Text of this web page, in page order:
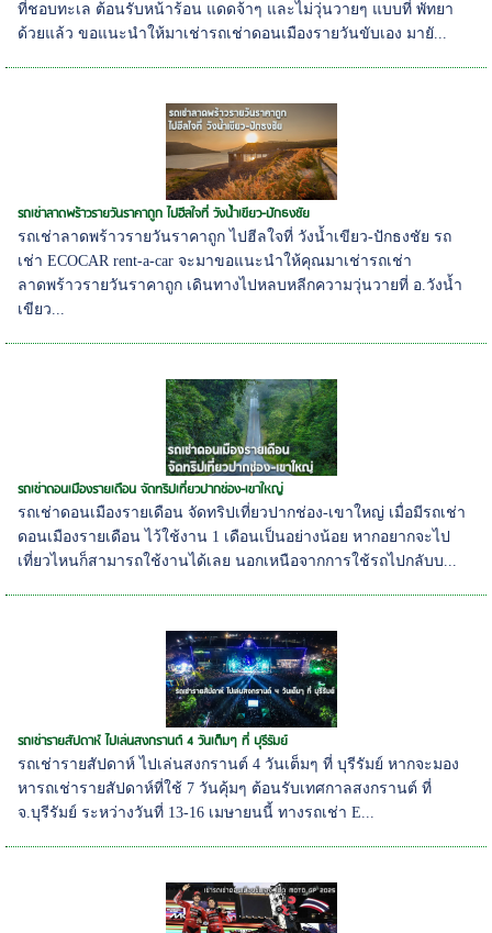
ที่ชอบทะเล ต้อนรับหน้าร้อน แดดจ้าๆ และไม่วุ่นวายๆ แบบที่ พัทยา
ด้วยแล้ว ขอแนะนำให้มาเช่ารถเช่าดอนเมืองรายวันขับเอง มายั...
รถเช่าลาดพร้าวรายวันราคาถูก ไปฮีลใจที่ วังน้ำเขียว-ปักธงชัย
รถเช่าลาดพร้าวรายวันราคาถูก ไปฮีลใจที่ วังน้ำเขียว-ปักธงชัย รถ
เช่า ECOCAR rent-a-car จะมาขอแนะนำให้คุณมาเช่ารถเช่า
ลาดพร้าวรายวันราคาถูก เดินทางไปหลบหลีกความวุ่นวายที่ อ.วังน้ำ
เขียว...
รถเช่าดอนเมืองรายเดือน จัดทริปเที่ยวปากช่อง-เขาใหญ่
รถเช่าดอนเมืองรายเดือน จัดทริปเที่ยวปากช่อง-เขาใหญ่ เมื่อมีรถเช่า
ดอนเมืองรายเดือน ไว้ใช้งาน 1 เดือนเป็นอย่างน้อย หากอยากจะไป
เที่ยวไหนก็สามารถใช้งานได้เลย นอกเหนือจากการใช้รถไปกลับบ...
รถเช่ารายสัปดาห์ ไปเล่นสงกรานต์ 4 วันเต็มๆ ที่ บุรีรัมย์
รถเช่ารายสัปดาห์ ไปเล่นสงกรานต์ 4 วันเต็มๆ ที่ บุรีรัมย์ หากจะมอง
หารถเช่ารายสัปดาห์ที่ใช้ 7 วันคุ้มๆ ต้อนรับเทศกาลสงกรานต์ ที่
จ.บุรีรัมย์ ระหว่างวันที่ 13-16 เมษายนนี้ ทางรถเช่า E...